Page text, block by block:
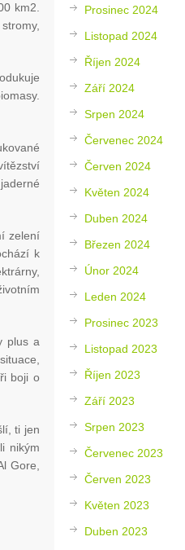
km2
zelení
k
plus a
boji o
ti jen
nikým
Gore,
Prosinec 2024
Listopad 2024
Říjen 2024
Září 2024
Srpen 2024
Červenec 2024
Červen 2024
Květen 2024
Duben 2024
Březen 2024
Únor 2024
Leden 2024
Prosinec 2023
Listopad 2023
Říjen 2023
Září 2023
Srpen 2023
Červenec 2023
Červen 2023
Květen 2023
Duben 2023